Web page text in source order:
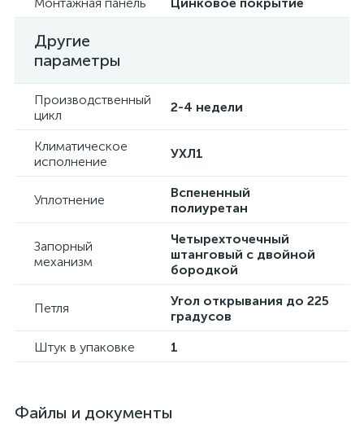
Другие
параметры
Производственный
цикл
2-4 недели
Климатическое
исполнение
УХЛ1
Уплотнение
Вспененный
полиуретан
Запорный
механизм
Четырехточечный
штанговый с двойной
бородкой
Петля
Угол открывания до 225
градусов
Штук в упаковке
1
Файлы и документы